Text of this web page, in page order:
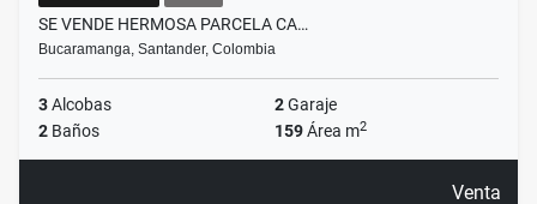
SE VENDE HERMOSA PARCELA CA…
Bucaramanga, Santander, Colombia
3Alcobas 2Garaje
2 Baños 159Área m2
Venta